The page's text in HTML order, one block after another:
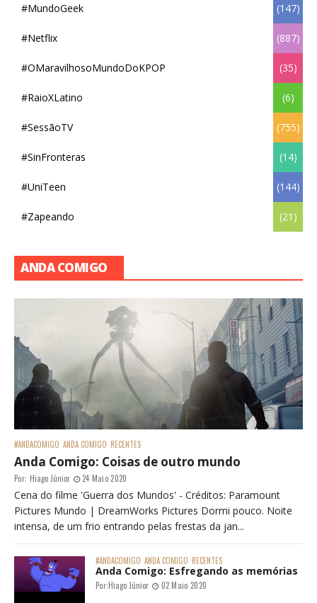
#MundoGeek (147)
#Netflix (887)
#OMaravilhosoMundoDoKPOP (35)
#RaioXLatino (6)
#SessãoTV (755)
#SinFronteras (14)
#UniTeen (144)
#Zapeando (21)
ANDA COMIGO
#ANDACOMIGO ANDA COMIGO RECENTES
Anda Comigo: Coisas de outro mundo
Por: Hiago Júnior 24 Maio 2020
Cena do filme 'Guerra dos Mundos' - Créditos: Paramount
Pictures Mundo | DreamWorks Pictures Dormi pouco. Noite
intensa, de um frio entrando pelas frestas da jan...
#ANDACOMIGO ANDA COMIGO RECENTES
Anda Comigo: Esfregando as memórias
Por:Hiago Júnior 02 Maio 2020